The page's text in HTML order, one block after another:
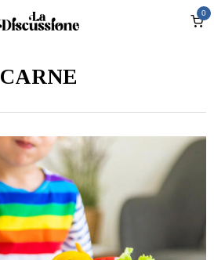
0
CARNE